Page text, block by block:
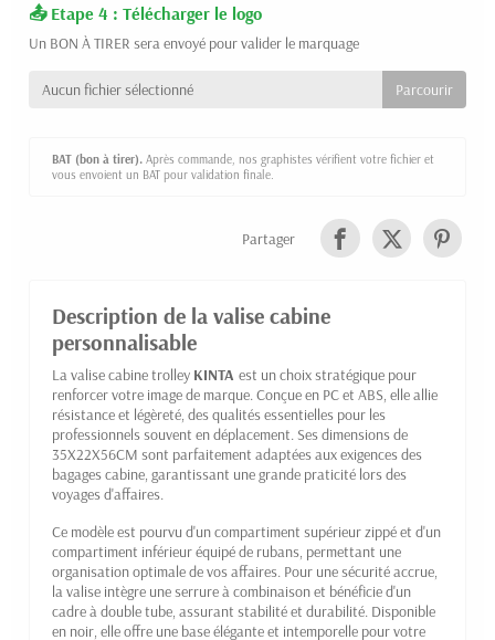
Etape 4 : Télécharger le logo
Un BON À TIRER sera envoyé pour valider le marquage
Aucun fichier sélectionné
BAT (bon à tirer). Après commande, nos graphistes vérifient votre fichier et
vous envoient un BAT pour validation finale.
Partager
Description de la valise cabine
personnalisable
La valise cabine trolley KINTA est un choix stratégique pour
renforcer votre image de marque. Conçue en PC et ABS, elle allie
résistance et légèreté, des qualités essentielles pour les
professionnels souvent en déplacement. Ses dimensions de
35X22X56CM sont parfaitement adaptées aux exigences des
bagages cabine, garantissant une grande praticité lors des
voyages d'affaires.
Ce modèle est pourvu d'un compartiment supérieur zippé et d'un
compartiment inférieur équipé de rubans, permettant une
organisation optimale de vos affaires. Pour une sécurité accrue,
la valise intègre une serrure à combinaison et bénéficie d'un
cadre à double tube, assurant stabilité et durabilité. Disponible
en noir, elle offre une base élégante et intemporelle pour votre